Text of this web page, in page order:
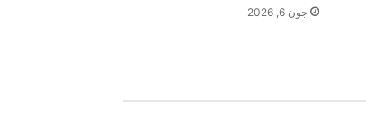
جون 6, 2026